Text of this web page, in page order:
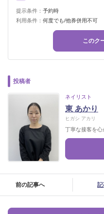
提示条件： 予約時
利用条件： 何度でも/他券併用不可
このク
投稿者
ネイリスト
東 あかり
ヒガシ アカリ
丁寧な接客を心
前の記事へ